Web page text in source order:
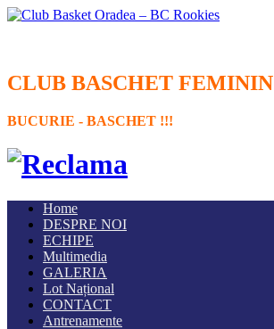
CLUB BASCHET FEMININ
BUCURIE - BASCHET !!!
Home
DESPRE NOI
ECHIPE
Multimedia
GALERIA
Lot Național
CONTACT
Antrenamente